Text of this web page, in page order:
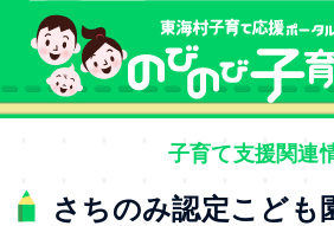
本文へ
子育て支援関連
さちのみ認定こど